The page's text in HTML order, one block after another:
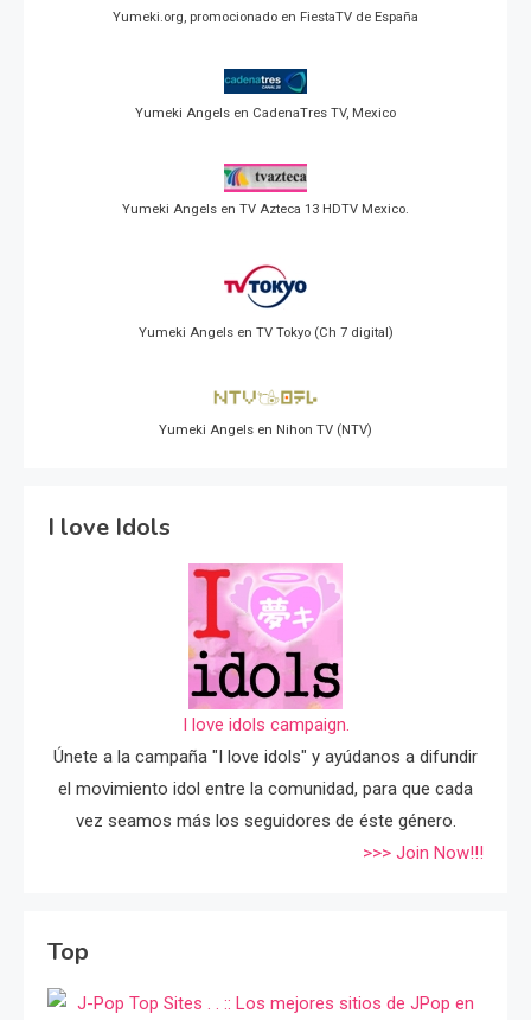
Yumeki.org, promocionado en FiestaTV de España
Yumeki Angels en CadenaTres TV, Mexico
Yumeki Angels en TV Azteca 13 HDTV Mexico.
Yumeki Angels en TV Tokyo (Ch 7 digital)
Yumeki Angels en Nihon TV (NTV)
I love Idols
I love idols campaign.
Únete a la campaña "I love idols" y ayúdanos a difundir
el movimiento idol entre la comunidad, para que cada
vez seamos más los seguidores de éste género.
>>> Join Now!!!
Top